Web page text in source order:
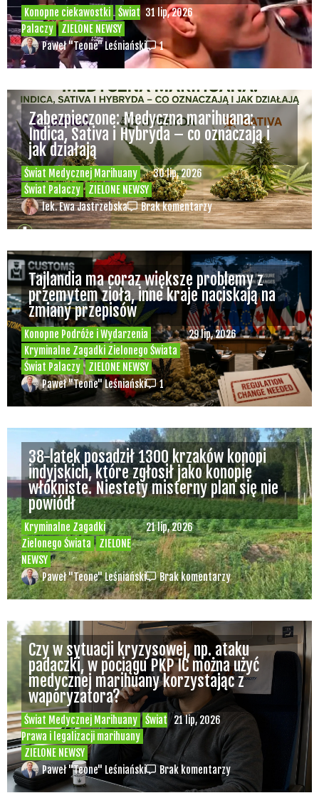
Konopne ciekawostki
Świat
Palaczy
ZIELONE NEWSY
31 lip, 2026
Paweł "Teone" Leśniański 1
Świat Medycznej Marihuany
Świat Palaczy
ZIELONE NEWSY
30 lip, 2026
Zabezpieczone: Medyczna marihuana:
Indica, Sativa i Hybryda – co oznaczają i
jak działają
lek. Ewa Jastrzebska Brak komentarzy
Konopne Podróże i Wydarzenia
Kryminalne Zagadki Zielonego Świata
Świat Palaczy
ZIELONE NEWSY
29 lip, 2026
Tajlandia ma coraz większe problemy z
przemytem zioła, inne kraje naciskają na
zmiany przepisów
Paweł "Teone" Leśniański 1
Kryminalne Zagadki
Zielonego Świata
ZIELONE
NEWSY
21 lip, 2026
38-latek posadził 1300 krzaków konopi
indyjskich, które zgłosił jako konopie
włókniste. Niestety misterny plan się nie
powiódł
Paweł "Teone" Leśniański Brak komentarzy
Świat Medycznej Marihuany
Świat
Prawa i legalizacji marihuany
ZIELONE NEWSY
21 lip, 2026
Czy w sytuacji kryzysowej, np. ataku
padaczki, w pociągu PKP IC można użyć
medycznej marihuany korzystając z
waporyzatora?
Paweł "Teone" Leśniański Brak komentarzy